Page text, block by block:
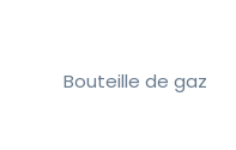
Bouteille de gaz